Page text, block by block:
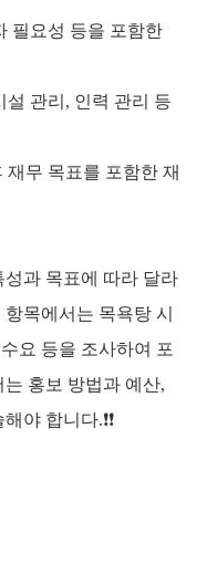
필요성 등을 포함한
설 관리, 인력 관리 등
무 목표를 포함한 재
과 목표에 따라 달라
목에서는 목욕탕 시
요 등을 조사하여 포
홍보 방법과 예산,
야 합니다.❗❗